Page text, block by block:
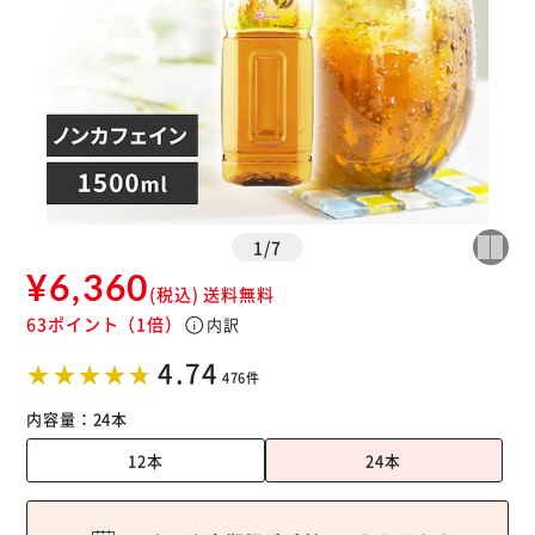
1 /7
¥6,360(税込) 送料無料
63ポイント （1倍） info内訳
4.74 476件
内容量： 24本
12本
24本